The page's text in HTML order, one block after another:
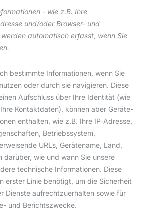
- wie z.B. Ihre
und/oder Browser- und
automatisch erfasst, wenn Sie
bestimmte Informationen, wenn Sie
oder durch sie navigieren. Diese
Aufschluss über Ihre Identität (wie
Kontaktdaten), können aber Geräte-
enthalten, wie z.B. Ihre IP-Adresse,
Betriebssystem,
URLs, Gerätename, Land,
darüber, wie und wann Sie unsere
technische Informationen. Diese
erster Linie benötigt, um die Sicherheit
Dienste aufrechtzuerhalten sowie für
und Berichtszwecke.